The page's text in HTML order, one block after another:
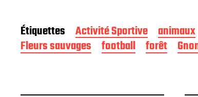
Étiquettes Activité Sportive animaux
Fleurs sauvages
football forêt